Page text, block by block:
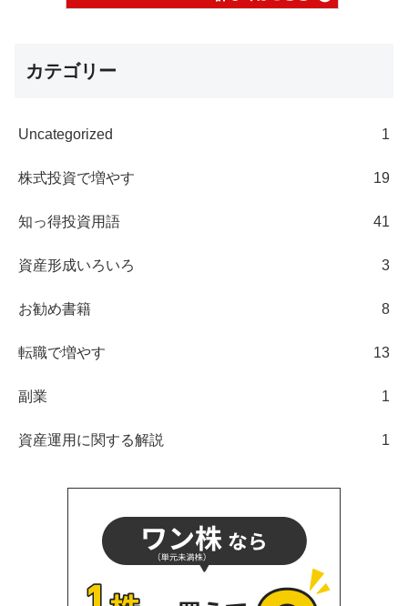
カテゴリー
Uncategorized 1
株式投資で増やす 19
知っ得投資用語 41
資産形成いろいろ 3
お勧め書籍 8
転職で増やす 13
副業 1
資産運用に関する解説 1